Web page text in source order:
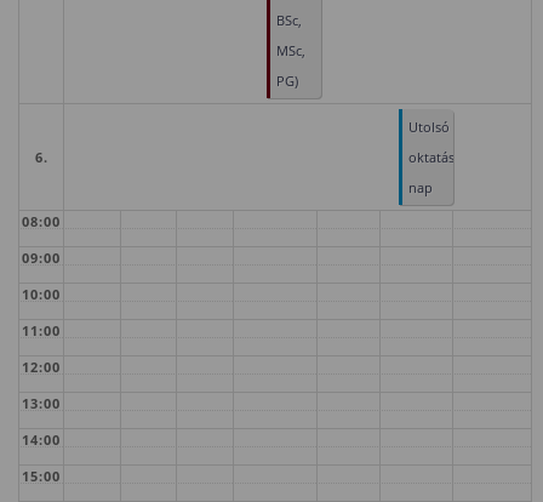
BSc,
MSc,
PG)
6.
Utolsó
oktatási
nap
08:00
09:00
10:00
11:00
12:00
13:00
14:00
15:00